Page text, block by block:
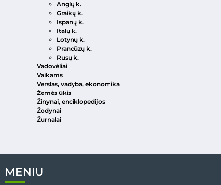
Anglų k.
Graikų k.
Ispanų k.
Italų k.
Lotynų k.
Prancūzų k.
Rusų k.
Vadovėliai
Vaikams
Verslas, vadyba, ekonomika
Žemės ūkis
Žinynai, enciklopedijos
Žodynai
Žurnalai
MENIU